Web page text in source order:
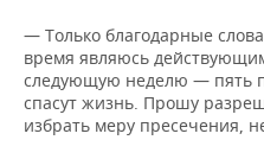
— Только благодарные
время являюсь
следующую неделю — пять
спасут жизнь. Прошу
избрать меру пресечения,